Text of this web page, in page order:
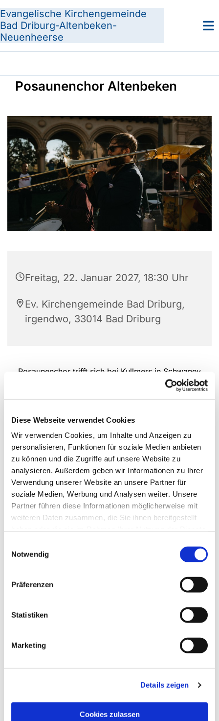
Diese Webseite verwendet Cookies
Wir verwenden Cookies, um Inhalte und Anzeigen zu
personalisieren, Funktionen für soziale Medien anbieten
zu können und die Zugriffe auf unsere Website zu
analysieren. Außerdem geben wir Informationen zu Ihrer
Verwendung unserer Website an unsere Partner für
soziale Medien, Werbung und Analysen weiter. Unsere
Partner führen diese Informationen möglicherweise mit
weiteren Daten zusammen, die Sie ihnen bereitgestellt
Notwendig
Präferenzen
Statistiken
Marketing
Details zeigen
Cookies zulassen
Evangelische Kirchengemeinde
Bad Driburg-Altenbeken-
Neuenheerse
Posaunenchor Altenbeken
Freitag, 22. Januar 2027, 18:30 Uhr
Ev. Kirchengemeinde Bad Driburg,
irgendwo, 33014 Bad Driburg
Posaunenchor trifft sich bei Kullmers in Schwaney